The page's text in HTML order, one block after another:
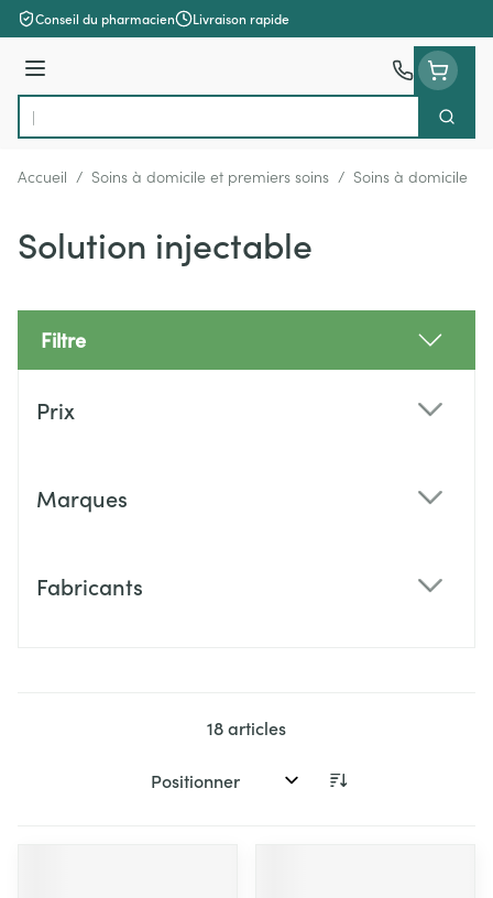
Aller au contenu
Conseil du pharmacien Livraison rapide
Menu
Rechercher
Accueil / Soins à domicile et premiers soins / Soins à domicile
Solution injectable
Filtre
Prix
Marques
Fabricants
18articles
Trier par: